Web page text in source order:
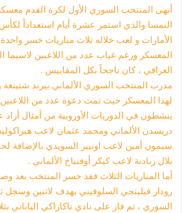
أنهى المنتخب السوري الأول لكرة القدم
النمسا والذي استمر عشرة أيام استعداداً
الأمارات و لعب خلاله ثلاث مباريات خسر واحدة
المعسكر ورغم غياب عدد من اللاعبين لاسيما
العراقي ، كان ناجحاً بكل المقاييس .
مدرب المنتخب السوري الألماني بيرند
لهذا المعسكر حيث تمت دعوة عدد من
ينشطون في الدوريات الأوروبية من أمثال أزاد
دريسدن الألماني ومحمد عثمان لاعب
سيمون أمين لاعب اونيير السويدي بالإضافة
بلال زبادنة لاعب كيكر أوفنباخ الألماني .
أما المباريات الثلاث فقد خسر المنتخب بعد
رودار فيلينجي السلوفيني بهدف لاثنين وسجل
السوري ، ثم فاز على نادي ناكازاكي الياباني